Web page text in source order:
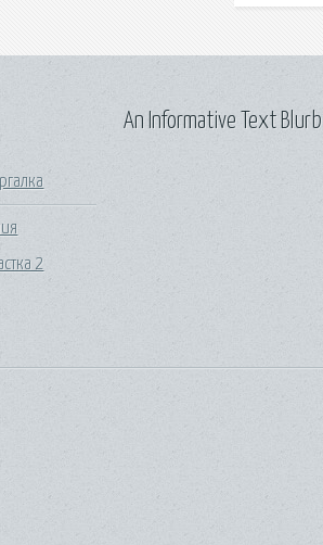
2
An Informative Text Blurb